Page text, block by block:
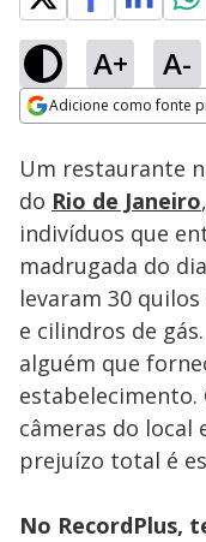
A+ A-
Adicione como fonte
Ativar
Loaded:
40.38%
Um restaurante
do Rio de Janeiro
indivíduos que
madrugada do
levaram 30
e cilindros de
alguém que
câmeras do local
prejuízo total é
No RecordPlus,